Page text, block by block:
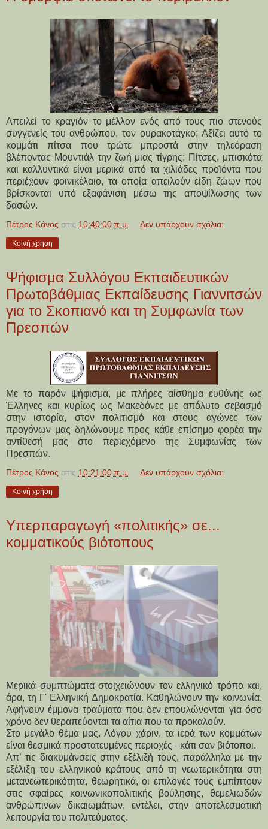
Απειλεί το κραγιόν το μέλλον ενός από τους πιο στενούς
συγγενείς του ανθρώπου, τον ουρακοτάγκο; Αξίζει αυτό το
κομμάτι πίτσα που τρώτε μπροστά στην τηλεόραση
βλέποντας Μουντιάλ την ζωή μιας τίγρης; Πίτσες, μπισκότα
και καλλυντικά είναι μερικά από τα χιλιάδες προϊόντα που
περιέχουν φοινικέλαιο, τα οποία απειλούν είδη ζώων που
βρίσκονται υπό εξαφάνιση μέσω της αποψίλωσης των
δασών.
Πέτρος Κάνος στις 10:40:00 π.μ. Δεν υπάρχουν σχόλια:
Κοινή χρήση
Ψήφισμα Συλλόγου Εκπαιδευτικών
Πρωτοβάθμιας Εκπαίδευσης Γιαννιτσών
για το Σκοπιανό και τη Συμφωνία των
Πρεσπών
Με το παρόν ψήφισμα, με πλήρες αίσθημα ευθύνης ως
Έλληνες και κυρίως ως Μακεδόνες με απόλυτο σεβασμό
στην ιστορία, στον πολιτισμό και στους αγώνες των
προγόνων μας δηλώνουμε προς κάθε επίσημο φορέα την
αντίθεσή μας στο περιεχόμενο της Συμφωνίας των
Πρεσπών.
Πέτρος Κάνος στις 10:21:00 π.μ. Δεν υπάρχουν σχόλια:
Κοινή χρήση
Υπερπαραγωγή «πολιτικής» σε...
κομματικούς βιότοπους
Μερικά συμπτώματα στοιχειώνουν τον ελληνικό τρόπο και,
άρα, τη Γ' Ελληνική Δημοκρατία. Καθηλώνουν την κοινωνία.
Αφήνουν έμμονα τραύματα που δεν επουλώνονται για όσο
χρόνο δεν θεραπεύονται τα αίτια που τα προκαλούν.
Στο μεγάλο θέμα μας. Λόγου χάριν, τα ιερά των κομμάτων
είναι θεσμικά προστατευμένες περιοχές –κάτι σαν βιότοποι.
Απ’ τις διακυμάνσεις στην εξέλιξή τους, παράλληλα με την
εξέλιξη του ελληνικού κράτους από τη νεωτερικότητα στη
μετανεωτερικότητα, θεωρητικά, οι επιλογές τους εμπίπτουν
στις σφαίρες κοινωνικοπολιτικής βούλησης, θεμελιωδών
ανθρώπινων δικαιωμάτων, εντέλει, στην αποτελεσματική
λειτουργία του πολιτεύματος.